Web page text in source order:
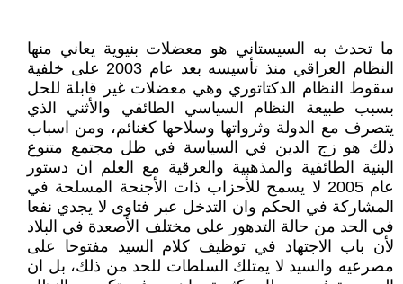
ما تحدث به السيستاني هو معضلات بنيوية يعاني منها
النظام العراقي منذ تأسيسه بعد عام 2003 على خلفية
سقوط النظام الدكتاتوري وهي معضلات غير قابلة للحل
بسبب طبيعة النظام السياسي الطائفي والأثني الذي
يتصرف مع الدولة وثرواتها وسلاحها كغنائم، ومن اسباب
ذلك هو زج الدين في السياسة في ظل مجتمع متنوع
البنية الطائفية والمذهبية والعرقية مع العلم ان دستور
عام 2005 لا يسمح للأحزاب ذات الأجنحة المسلحة في
المشاركة في الحكم وان التدخل عبر فتاوى لا يجدي نفعا
في الحد من حالة التدهور على مختلف الأصعدة في البلاد
لأن باب الاجتهاد في توظيف كلام السيد مفتوحا على
مصرعيه والسيد لا يمتلك السلطات للحد من ذلك، بل ان